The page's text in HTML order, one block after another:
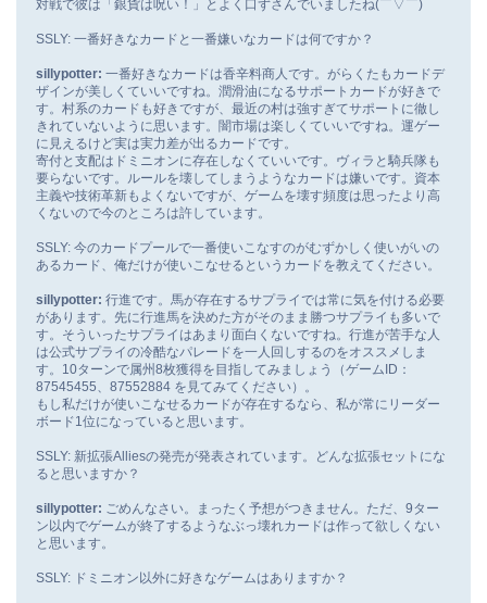
対戦で彼は「銀貨は呪い！」とよく口ずさんでいましたね(￣▽￣)
SSLY: 一番好きなカードと一番嫌いなカードは何ですか？
sillypotter: 一番好きなカードは香辛料商人です。がらくたもカードデ
ザインが美しくていいですね。潤滑油になるサポートカードが好きで
す。村系のカードも好きですが、最近の村は強すぎてサポートに徹し
きれていないように思います。闇市場は楽しくていいですね。運ゲー
に見えるけど実は実力差が出るカードです。
寄付と支配はドミニオンに存在しなくていいです。ヴィラと騎兵隊も
要らないです。ルールを壊してしまうようなカードは嫌いです。資本
主義や技術革新もよくないですが、ゲームを壊す頻度は思ったより高
くないので今のところは許しています。
SSLY: 今のカードプールで一番使いこなすのがむずかしく使いがいの
あるカード、俺だけが使いこなせるというカードを教えてください。
sillypotter: 行進です。馬が存在するサプライでは常に気を付ける必要
があります。先に行進馬を決めた方がそのまま勝つサプライも多いで
す。そういったサプライはあまり面白くないですね。行進が苦手な人
は公式サプライの冷酷なパレードを一人回しするのをオススメしま
す。10ターンで属州8枚獲得を目指してみましょう（ゲームID：
87545455、87552884 を見てみてください）。
もし私だけが使いこなせるカードが存在するなら、私が常にリーダー
ボード1位になっていると思います。
SSLY: 新拡張Alliesの発売が発表されています。どんな拡張セットにな
ると思いますか？
sillypotter: ごめんなさい。まったく予想がつきません。ただ、9ター
ン以内でゲームが終了するようなぶっ壊れカードは作って欲しくない
と思います。
SSLY: ドミニオン以外に好きなゲームはありますか？